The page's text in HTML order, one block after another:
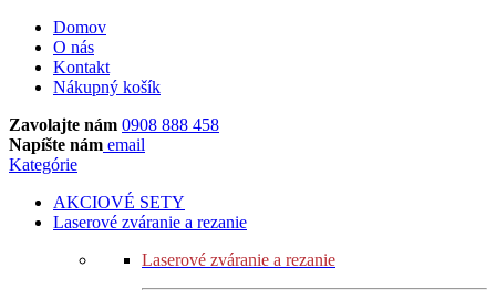
Domov
O nás
Kontakt
Nákupný košík
Zavolajte nám 0908 888 458
Napíšte nám email
Kategórie
AKCIOVÉ SETY
Laserové zváranie a rezanie
Laserové zváranie a rezanie